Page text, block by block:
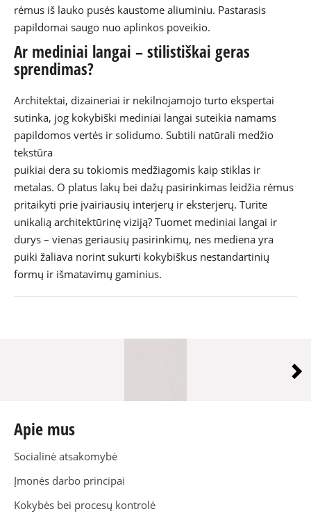
rėmus iš lauko pusės kaustome aliuminiu. Pastarasis
papildomai saugo nuo aplinkos poveikio.
Ar mediniai langai – stilistiškai geras
sprendimas?
Architektai, dizaineriai ir nekilnojamojo turto ekspertai
sutinka, jog kokybiški mediniai langai suteikia namams
papildomos vertės ir solidumo. Subtili natūrali medžio
tekstūra
puikiai dera su tokiomis medžiagomis kaip stiklas ir
metalas. O platus lakų bei dažų pasirinkimas leidžia rėmus
pritaikyti prie įvairiausių interjerų ir eksterjerų. Turite
unikalią architektūrinę viziją? Tuomet mediniai langai ir
durys – vienas geriausių pasirinkimų, nes mediena yra
puiki žaliava norint sukurti kokybiškus nestandartinių
formų ir išmatavimų gaminius.
Medinių langų gamybaMedinių durų gamyba
Ekonomiški mediniai langai
Įvairių formų mediniai langai
Ekonomiškų medinių langų
Įvairių formų
Mediniai langai
Ekonomiški
Ekonimiškos
Įvairių formų
Inovatyvūs
Energy
Gražūs
Beautiful
Apie mus
Socialinė atsakomybė
Įmonės darbo principai
Kokybės bei procesų kontrolė